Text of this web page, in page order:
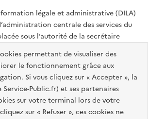
permettant de visualiser des
le fonctionnement grâce aux
Si vous cliquez sur « Accepter », la
Public.fr) et ses partenaires
sur votre terminal lors de votre
sur « Refuser », ces cookies ne
légale et administrative (DILA)
centrale des services du
sous l’autorité de la secrétaire
nationale.fr
sénat.fr
publiques